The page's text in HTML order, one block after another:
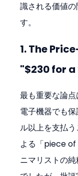
識される価値
す。
1. The
"$230 for a
最も重要な論点
電子機器でも
ル以上を支払
よる「piece of
ニマリストの